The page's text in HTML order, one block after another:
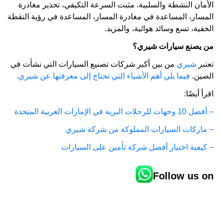
الأمان النشطة والسلبية. مثبت السرعة التكيفي، تحذير مغادرة
المسار، المساعدة في مغادرة المسار، المساعدة في رؤية النقطة
الخفية، تسع وسائد هوائية، والمزيد.
من يصنع سيارات شيري؟
تعتبر شيري من بين أكبر شركات تصنيع السيارات التي نشأت في
الصين. فيما يلي أهم الأشياء التي تحتاج إلى معرفتها عن شيري.
اقرأ أيضًا:
– أفضل 10 وجهات للرحلات البرية في الإمارات العربية المتحدة
– ماركات السيارات المملوكة من شركة شيري
– كيفية اختيار أفضل شركة تأمين على السيارات
Follow us on